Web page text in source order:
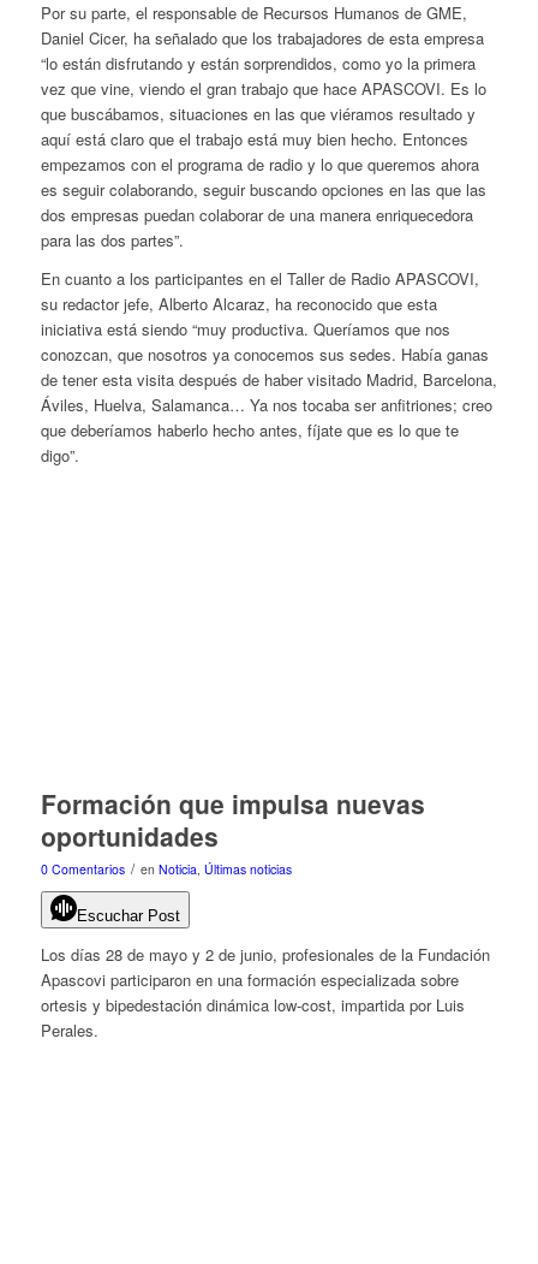
Por su parte, el responsable de Recursos Humanos de GME,
Daniel Cicer, ha señalado que los trabajadores de esta empresa
“lo están disfrutando y están sorprendidos, como yo la primera
vez que vine, viendo el gran trabajo que hace APASCOVI. Es lo
que buscábamos, situaciones en las que viéramos resultado y
aquí está claro que el trabajo está muy bien hecho. Entonces
empezamos con el programa de radio y lo que queremos ahora
es seguir colaborando, seguir buscando opciones en las que las
dos empresas puedan colaborar de una manera enriquecedora
para las dos partes”.
En cuanto a los participantes en el Taller de Radio APASCOVI,
su redactor jefe, Alberto Alcaraz, ha reconocido que esta
iniciativa está siendo “muy productiva. Queríamos que nos
conozcan, que nosotros ya conocemos sus sedes. Había ganas
de tener esta visita después de haber visitado Madrid, Barcelona,
Áviles, Huelva, Salamanca… Ya nos tocaba ser anfitriones; creo
que deberíamos haberlo hecho antes, fíjate que es lo que te
digo”.
Formación que impulsa nuevas
oportunidades
0 Comentarios / en Noticia Últimas noticias
Escuchar Post
Los días 28 de mayo y 2 de junio, profesionales de la Fundación
Apascovi participaron en una formación especializada sobre
ortesis y bipedestación dinámica low-cost, impartida por Luis
Perales.